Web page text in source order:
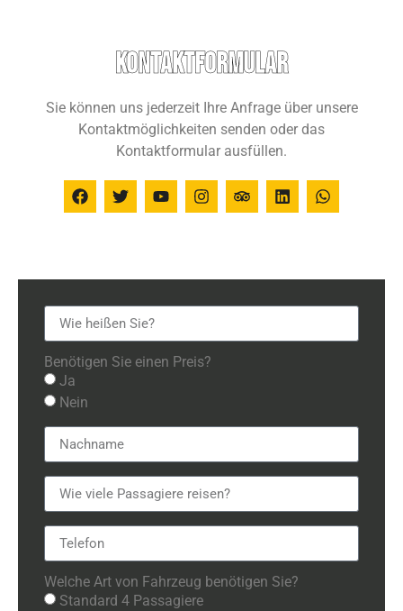
Kontaktformular
Sie können uns jederzeit Ihre Anfrage über unsere
Kontaktmöglichkeiten senden oder das
Kontaktformular ausfüllen.
Benötigen Sie einen Preis?
Ja
Nein
Welche Art von Fahrzeug benötigen Sie?
Standard 4 Passagiere